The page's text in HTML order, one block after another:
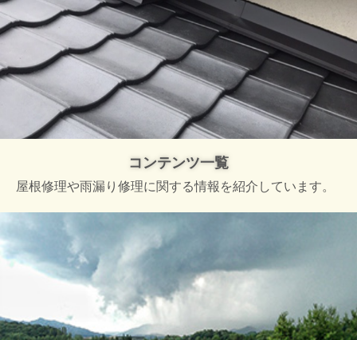
コンテンツ一覧
屋根修理や雨漏り修理に関する情報を紹介しています。